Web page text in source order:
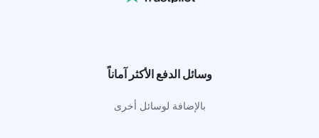
وسائل الدفع الأكثر آماناً
بالإضافة لوسائل أخرى